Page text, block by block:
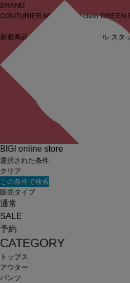
ログイン
BRAND
COUTURIER MOGA Collection GREEN
新着商品 (ライブ) セール スタ
BIGI online store
選択された条件
クリア
この条件で検索
販売タイプ
通常
SALE
予約
CATEGORY
トップス
アウター
パンツ